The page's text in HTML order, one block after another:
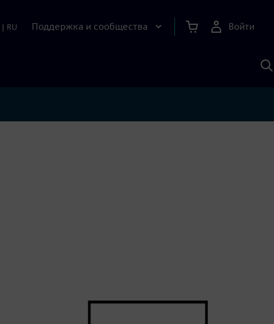
| RU Поддержка и сообщества Войти